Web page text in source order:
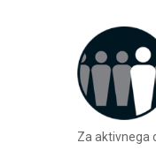
Za aktivnega